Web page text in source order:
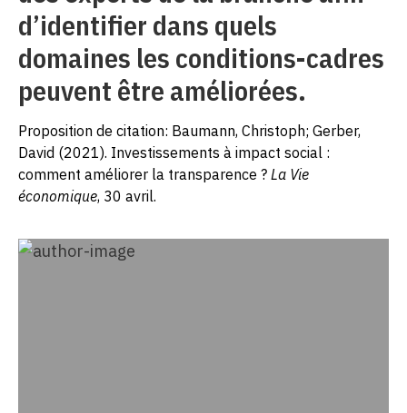
d’identifier dans quels
domaines les conditions-cadres
peuvent être améliorées.
Proposition de citation: Baumann, Christoph; Gerber,
David (2021). Investissements à impact social :
comment améliorer la transparence ? La Vie
économique, 30 avril.